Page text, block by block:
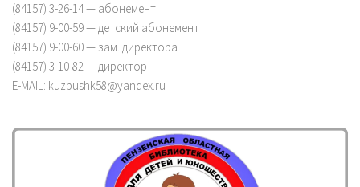
(84157) 3-26-14 — абонемент
(84157) 9-00-59 — детский абонемент
(84157) 9-00-60 — зам. директора
(84157) 3-10-82 — директор
E-MAIL: kuzpushk58@yandex.ru